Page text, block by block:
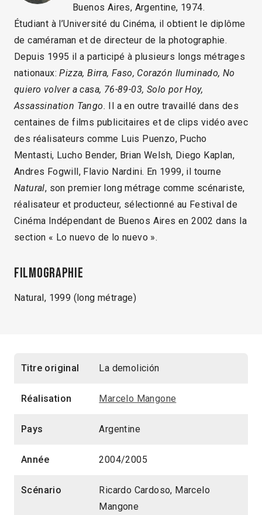
Buenos Aires, Argentine, 1974.
Étudiant à l’Université du Cinéma, il obtient le diplôme
de caméraman et de directeur de la photographie.
Depuis 1995 il a participé à plusieurs longs métrages
nationaux:Pizza, Birra, Faso, Corazón Iluminado, No
quiero volver a casa, 76-89-03, Solo por Hoy,
Assassination Tango. Il a en outre travaillé dans des
centaines de films publicitaires et de clips vidéo avec
des réalisateurs comme Luis Puenzo, Pucho
Mentasti, Lucho Bender, Brian Welsh, Diego Kaplan,
Andres Fogwill, Flavio Nardini. En 1999, il tourne
Natural, son premier long métrage comme scénariste,
réalisateur et producteur, sélectionné au Festival de
Cinéma Indépendant de Buenos Aires en 2002 dans la
section « Lo nuevo de lo nuevo ».
Filmographie
Natural, 1999 (long métrage)
Titre original La demolición
Réalisation Marcelo Mangone
Pays Argentine
Année 2004/2005
Scénario
Ricardo Cardoso, Marcelo
Mangone